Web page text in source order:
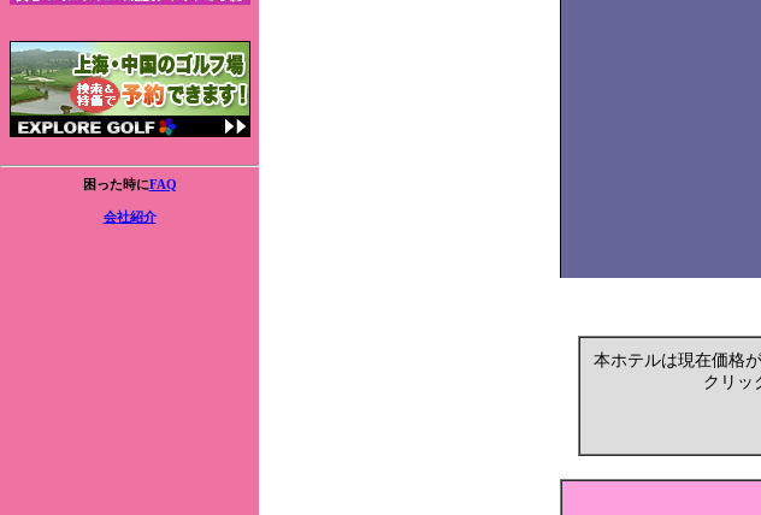
困った時にFAQ
会社紹介
本ホテルは現在価格
クリッ